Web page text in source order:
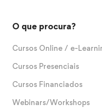
O que procura?
Cursos Online / e-
Cursos Presenciais
Cursos Financiados
Webinars/Workshops